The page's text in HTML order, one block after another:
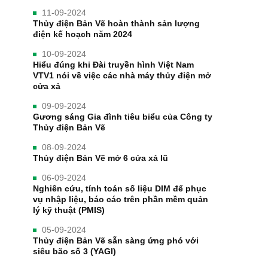
11-09-2024
Thủy điện Bản Vẽ hoàn thành sản lượng
điện kế hoạch năm 2024
10-09-2024
Hiểu đúng khi Đài truyền hình Việt Nam
VTV1 nói về việc các nhà máy thủy điện mở
cửa xả
09-09-2024
Gương sáng Gia đình tiêu biểu của Công ty
Thủy điện Bản Vẽ
08-09-2024
Thủy điện Bản Vẽ mở 6 cửa xả lũ
06-09-2024
Nghiên cứu, tính toán số liệu DIM để phục
vụ nhập liệu, báo cáo trên phần mềm quản
lý kỹ thuật (PMIS)
05-09-2024
Thủy điện Bản Vẽ sẵn sàng ứng phó với
siêu bão số 3 (YAGI)